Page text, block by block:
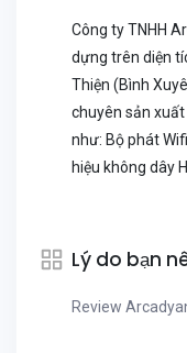
Công ty TNHH
dựng trên diện
Thiện (Bình
chuyên sản
như: Bộ phát
hiệu không dây
Lý do bạn
Review